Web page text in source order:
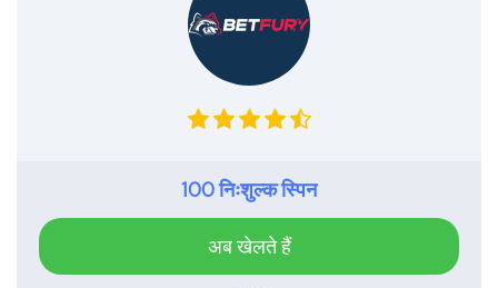
100 निःशुल्क स्पिन
अब खेलते हैं